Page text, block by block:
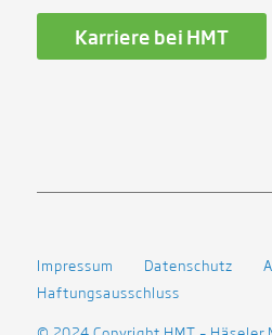
Karriere bei HMT
Impressum Datenschutz
Haftungsausschluss